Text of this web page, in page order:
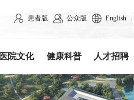
患者版 公众版 English
医院文化 健康科普 人才招聘